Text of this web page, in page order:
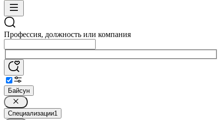
Профессия, должность или компания
Байсун
Специализации1